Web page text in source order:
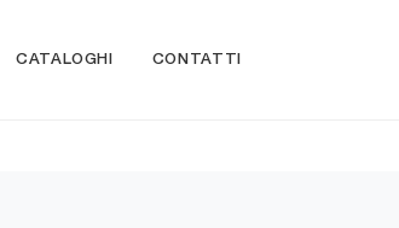
CATALOGHI CONTATTI